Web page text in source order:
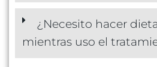
¿Necesito hacer
mientras uso el